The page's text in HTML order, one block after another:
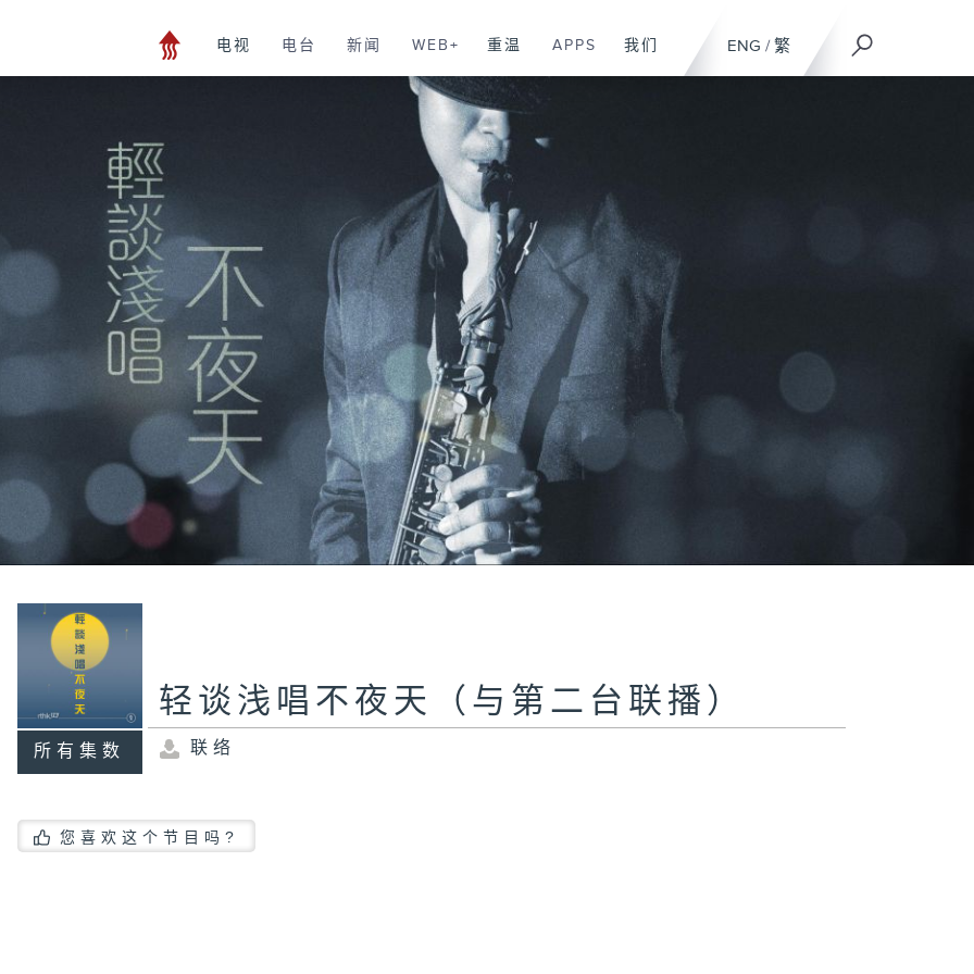
ENG / 繁
电视 电台 新闻 WEB+ 重温 APPS 我们
所有集数
轻谈浅唱不夜天（与第二台联播）
联络
您喜欢这个节目吗?